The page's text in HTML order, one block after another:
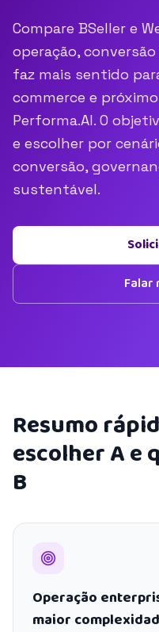
Compare BSeller e
operação,
faz mais sentido
commerce e
Performa.AI. O
e escolher por
conversão,
sustentável.
Falar
Resumo
escolher A e
B
Operação
maior